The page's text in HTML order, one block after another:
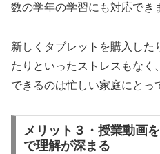
数の学年の学習にも対応でき
新しくタブレットを購入し
たりといったストレスもなく
できるのは忙しい家庭にとっ
メリット３・授業動画
で理解が深まる